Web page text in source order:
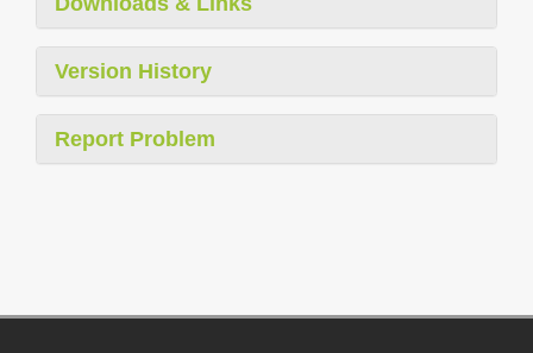
Version History
Report Problem